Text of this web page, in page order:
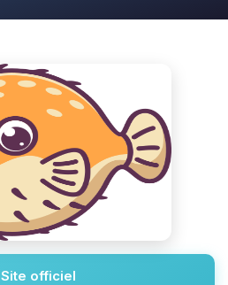
Site officiel